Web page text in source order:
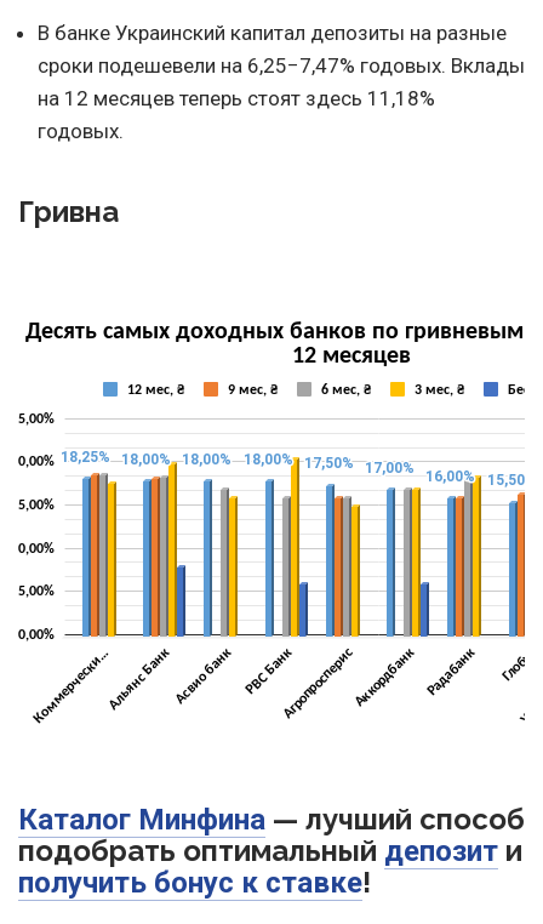
В банке Украинский капитал депозиты на разные
сроки подешевели на 6,25−7,47% годовых. Вклады
на 12 месяцев теперь стоят здесь 11,18%
годовых.
Гривна
Каталог Минфина — лучший способ
подобрать оптимальный депозит и
получить бонус к ставке!